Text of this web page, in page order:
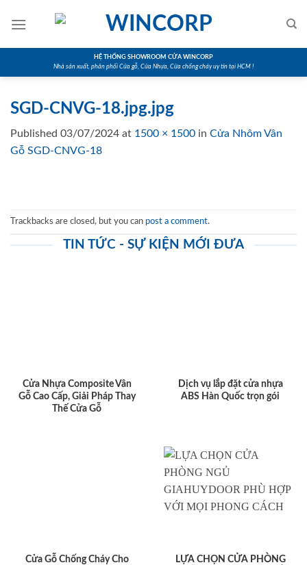
HỆ THỐNG SHOWROOM CỬA WINCORP
Nhà sản xuất, phân phối Cửa gỗ, Cửa Nhựa, Cửa chống cháy uy tín tại HCM !
SGD-CNVG-18.jpg.jpg
Published 03/07/2024 at 1500 × 1500 in Cửa Nhôm Vân
Gỗ SGD-CNVG-18
Trackbacks are closed, but you can post a comment.
TIN TỨC - SỰ KIỆN MỚI ĐƯA
Cửa Nhựa Composite Vân
Gỗ Cao Cấp, Giải Pháp Thay
Thế Cửa Gỗ
Dịch vụ lắp đặt cửa nhựa
ABS Hàn Quốc trọn gói
Cửa Gỗ Chống Cháy Cho
LỰA CHỌN CỬA PHÒNG